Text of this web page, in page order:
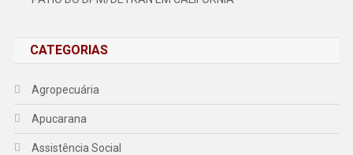
CATEGORIAS
Agropecuária
Apucarana
Assistência Social